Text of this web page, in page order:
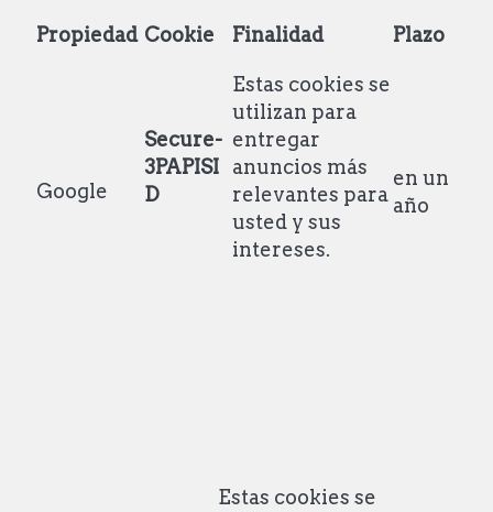
Propiedad Cookie Finalidad Plazo
Google
Secure-
3PAPISI
D
Estas cookies se
utilizan para
entregar
anuncios más
relevantes para
usted y sus
intereses.
en un
año
Estas cookies se